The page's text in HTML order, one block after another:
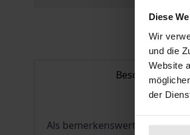
Diese
Wir
und die
Website
der
Beschreibung
Als bemerkenswerter